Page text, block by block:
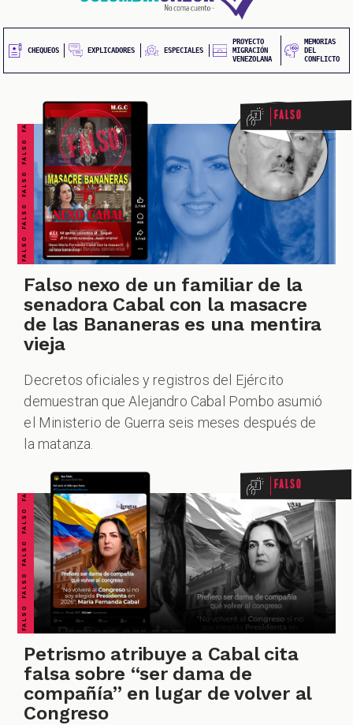
CHEQUEOS EXPLICADORES ESPECIALES
PROYECTO
MIGRACIÓN
VENEZOLANA
MEMORIAS
DEL
CONFLICTO
FALSO FALSO FALSO FALSO FALSO FALSO FALSO Falso
Falso nexo de un familiar de la
senadora Cabal con la masacre
de las Bananeras es una mentira
vieja
Decretos oficiales y registros del Ejército
demuestran que Alejandro Cabal Pombo asumió
el Ministerio de Guerra seis meses después de
la matanza.
FALSO FALSO FALSO FALSO FALSO FALSO FALSO Falso
Petrismo atribuye a Cabal cita
falsa sobre “ser dama de
compañía” en lugar de volver al
Congreso